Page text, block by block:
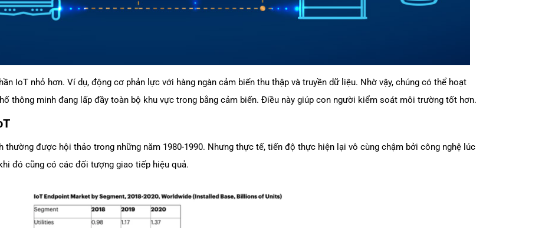
IoT nhỏ hơn. Ví dụ, động cơ phản lực với hàng ngàn cảm biến thu thập và truyền dữ liệu. Nhờ vậy, chúng có thể hoạt
thông minh đang lấp đầy toàn bộ khu vực trong bằng cảm biến. Điều này giúp con người kiểm soát môi trường tốt hơn.
thường được hội thảo trong những năm 1980-1990. Nhưng thực tế, tiến độ thực hiện lại vô cùng chậm bởi công nghệ lúc
đó cũng có các đối tượng giao tiếp hiệu quả.